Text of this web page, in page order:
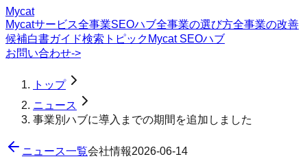
Mycat
Mycatサービス全事業SEOハブ全事業の選び方全事業の改善
候補白書ガイド検索トピック Mycat SEOハブ
お問い合わせ->
トップ
ニュース
事業別ハブに導入までの期間を追加しました
ニュース一覧会社情報2026-06-14